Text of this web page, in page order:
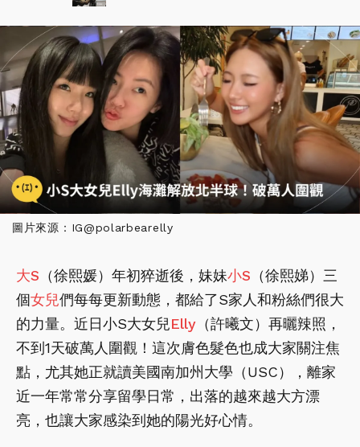
圖片來源：IG@polarbearelly
大S （徐熙媛）年初猝逝後，妹妹小S （徐熙娣）三
個女兒們每每更新動態，都給了S家人和粉絲們很大
的力量。近日小S大女兒Elly （許曦文）再曬辣照，
不到1天破萬人圍觀！這次膚色髮色也成大家關注焦
點，尤其她正就讀美國南加州大學（USC），離家
近一年常常分享留學日常，出落的越來越大方漂
亮，也讓大家感染到她的陽光好心情。